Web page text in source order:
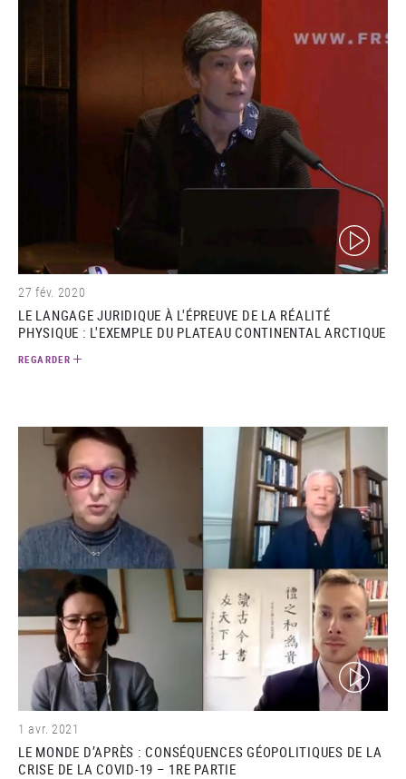
(video)
27 fév. 2020
LE LANGAGE JURIDIQUE À L'ÉPREUVE DE LA RÉALITÉ
PHYSIQUE : L'EXEMPLE DU PLATEAU CONTINENTAL ARCTIQUE
REGARDER
(video)
1 avr. 2021
LE MONDE D’APRÈS : CONSÉQUENCES GÉOPOLITIQUES DE LA
CRISE DE LA COVID-19 – 1RE PARTIE